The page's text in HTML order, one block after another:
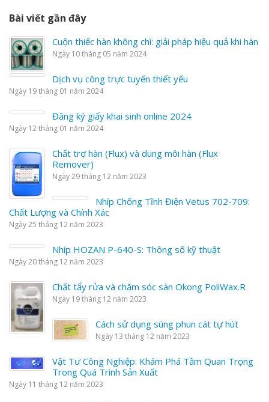
Bài viết gần đây
Cuộn thiếc hàn không chì: giải pháp hiệu quả khi hàn
Ngày 10 tháng 05 năm 2024
Dịch vụ công trực tuyến thiết yếu
Ngày 19 tháng 01 năm 2024
Đăng ký giấy khai sinh online 2024
Ngày 12 tháng 01 năm 2024
Chất trợ hàn (Flux) và dung môi hàn (Flux
Remover)
Ngày 29 tháng 12 năm 2023
Nhíp Chống Tĩnh Điện Vetus 702-709:
Chất Lượng và Chính Xác
Ngày 25 tháng 12 năm 2023
Nhíp HOZAN P-640-S: Thông số kỹ thuật
Ngày 20 tháng 12 năm 2023
Chất tẩy rửa và chăm sóc sàn Okong PoliWax.R
Ngày 19 tháng 12 năm 2023
Cách sử dụng súng phun cát tự hút
Ngày 13 tháng 12 năm 2023
Vật Tư Công Nghiệp: Khám Phá Tầm Quan Trọng
Trong Quá Trình Sản Xuất
Ngày 11 tháng 12 năm 2023